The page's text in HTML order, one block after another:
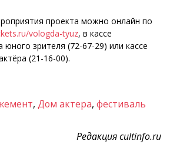
проекта можно онлайн по
vologda-tyuz, в кассе
юного зрителя (72-67-29) или кассе
(21-16-00).
, Дом актера, фестиваль
Редакция cultinfo.ru